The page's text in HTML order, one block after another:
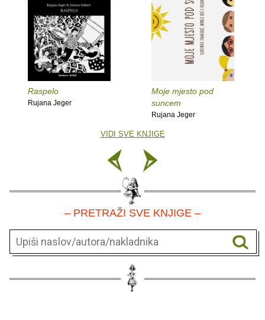
Raspelo
Rujana Jeger
Moje mjesto pod
suncem
Rujana Jeger
VIDI SVE KNJIGE
– PRETRAŽI SVE KNJIGE –